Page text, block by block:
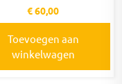
€60,00
Toevoegen aan
winkelwagen